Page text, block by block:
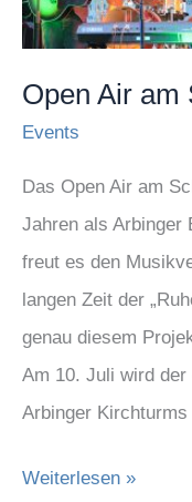
Open Air am
Events
Das Open Air am
Jahren als Arbinger
freut es den
langen Zeit der
genau diesem
Am 10. Juli wird
Arbinger
Schlossberg
Weiterlesen »